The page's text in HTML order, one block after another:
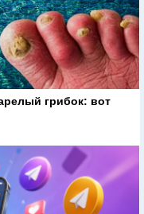
грибок: вот